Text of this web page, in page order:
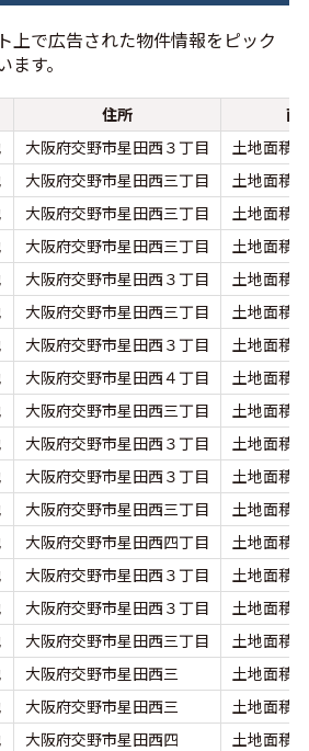
上で広告された物件情報をピック
す。
住所
面
大阪府交野市星田西３丁目
土地面積
大阪府交野市星田西三丁目
土地面積
大阪府交野市星田西三丁目
土地面積
大阪府交野市星田西三丁目
土地面積
大阪府交野市星田西３丁目
土地面積
大阪府交野市星田西三丁目
土地面積
大阪府交野市星田西３丁目
土地面積
大阪府交野市星田西４丁目
土地面積
大阪府交野市星田西三丁目
土地面積
大阪府交野市星田西３丁目
土地面積
大阪府交野市星田西３丁目
土地面積
大阪府交野市星田西三丁目
土地面積
大阪府交野市星田西四丁目
土地面積
大阪府交野市星田西３丁目
土地面積
大阪府交野市星田西３丁目
土地面積
大阪府交野市星田西三丁目
土地面積
大阪府交野市星田西三
土地面積
大阪府交野市星田西三
土地面積
大阪府交野市星田西四
土地面積